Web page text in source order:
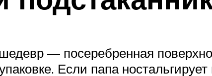
— посеребренная
Если папа